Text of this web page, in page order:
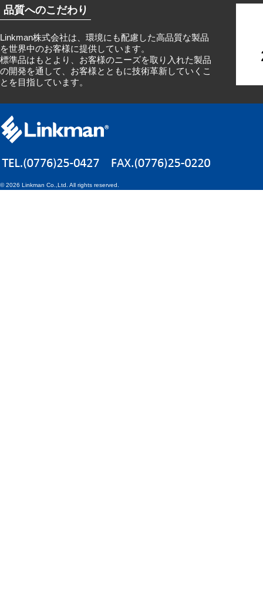
品質へのこだわり
Linkman株式会社は、環境にも配慮した高品質な製品
を世界中のお客様に提供しています。
標準品はもとより、お客様のニーズを取り入れた製品
の開発を通して、お客様とともに技術革新していくこ
とを目指しています。
©2026 Linkman Co.,Ltd. All rights reserved.